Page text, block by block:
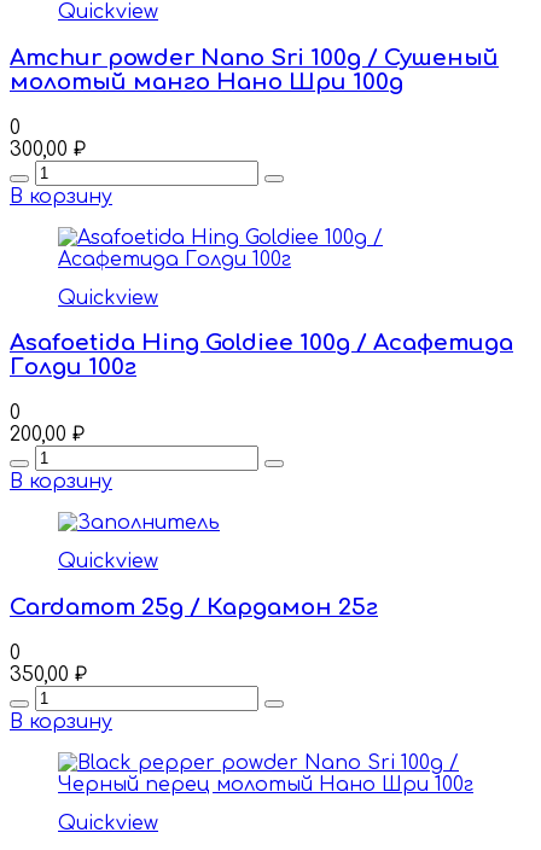
Quickview
Amchur powder Nano Sri 100g / Сушеный
молотый манго Нано Шри 100g
0
300,00 ₽
Quantity
В корзину
Quickview
Asafoetida Hing Goldiee 100g / Асафетида
Голди 100г
0
200,00 ₽
Quantity
В корзину
Quickview
Cardamom 25g / Кардамон 25г
0
350,00 ₽
Quantity
В корзину
Quickview